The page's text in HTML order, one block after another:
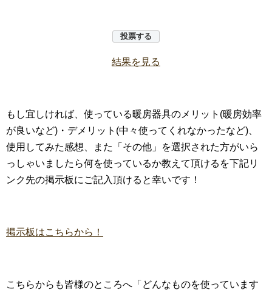
結果を見る
もし宜しければ、使っている暖房器具のメリット(暖房効率
が良いなど)・デメリット(中々使ってくれなかったなど)、
使用してみた感想、また「その他」を選択された方がいら
っしゃいましたら何を使っているか教えて頂けるを下記リ
ンク先の掲示板にご記入頂けると幸いです！
掲示板はこちらから！
こちらからも皆様のところへ「どんなものを使っています